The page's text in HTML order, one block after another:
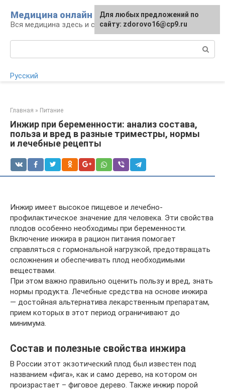
контенту
Медицина онлайн
Вся медицина здесь и сейчас
Русский
Главная » Питание
Инжир при беременности: анализ состава,
польза и вред в разные триместры, нормы
и лечебные рецепты
Инжир имеет высокое пищевое и лечебно-
профилактическое значение для человека. Эти свойства
плодов особенно необходимы при беременности.
Включение инжира в рацион питания помогает
справляться с гормональной нагрузкой, предотвращать
осложнения и обеспечивать плод необходимыми
веществами.
При этом важно правильно оценить пользу и вред, знать
нормы продукта. Лечебные средства на основе инжира
— достойная альтернатива лекарственным препаратам,
прием которых в этот период ограничивают до
минимума.
Состав и полезные свойства инжира
В России этот экзотический плод был известен под
названием «фига», как и само дерево, на котором он
произрастает – фиговое дерево. Также инжир порой
Для любых предложений по
сайту: [email protected]
Для любых предложений по
сайту: zdorovo16@cp9.ru